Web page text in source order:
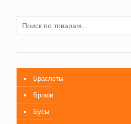
Браслеты
Броши
Бусы